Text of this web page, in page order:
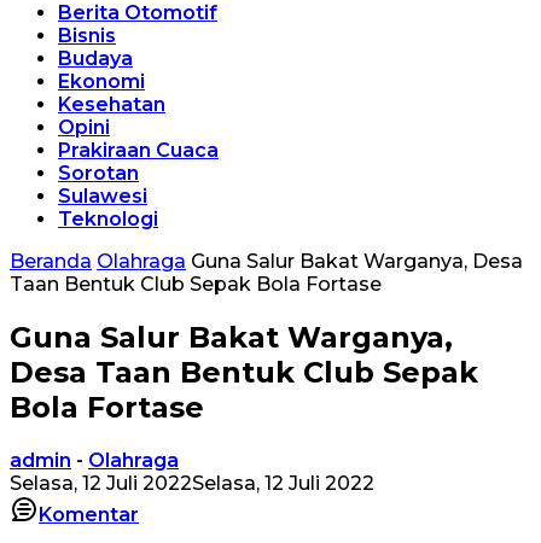
Berita Otomotif
Bisnis
Budaya
Ekonomi
Kesehatan
Opini
Prakiraan Cuaca
Sorotan
Sulawesi
Teknologi
Beranda Olahraga Guna Salur Bakat Warganya, Desa
Taan Bentuk Club Sepak Bola Fortase
Guna Salur Bakat Warganya,
Desa Taan Bentuk Club Sepak
Bola Fortase
admin - Olahraga
Selasa, 12 Juli 2022Selasa, 12 Juli 2022
Komentar